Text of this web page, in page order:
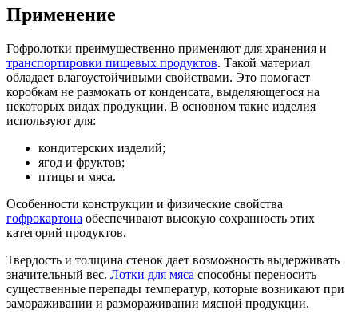
Применение
Гофролотки преимущественно применяют для хранения и
транспортировки пищевых продуктов. Такой материал
обладает влагоустойчивыми свойствами. Это помогает
коробкам не размокать от конденсата, выделяющегося на
некоторых видах продукции. В основном такие изделия
используют для:
кондитерских изделий;
ягод и фруктов;
птицы и мяса.
Особенности конструкции и физические свойства
гофрокартона обеспечивают высокую сохранность этих
категорий продуктов.
Твердость и толщина стенок дает возможность выдерживать
значительный вес. Лотки для мяса способны переносить
существенные перепады температур, которые возникают при
замораживании и размораживании мясной продукции.